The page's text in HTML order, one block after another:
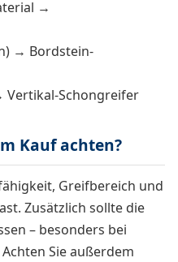
→
→ Bordstein-
Vertikal-Schongreifer
Kauf achten?
Greifbereich und
Zusätzlich sollte die
– besonders bei
Sie außerdem